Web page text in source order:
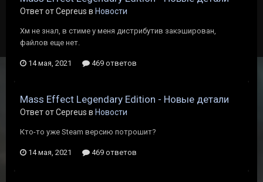
Ответ от Cepreus в Новости
Хм не знал, в стиме у меня дистрибутив закэширован,
файлов еще нет.
14 мая, 2021 469 ответов
Mass Effect Legendary Edition - Новые детали
Ответ от Cepreus в Новости
Кто-то уже Steam версию потрошит?
14 мая, 2021 469 ответов